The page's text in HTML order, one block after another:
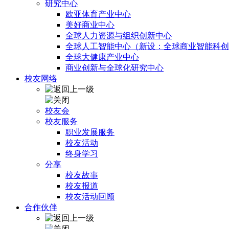
研究中心
欧亚体育产业中心
美好商业中心
全球人力资源与组织创新中心
全球人工智能中心（新设：全球商业智能科创
全球大健康产业中心
商业创新与全球化研究中心
校友网络
校友会
校友服务
职业发展服务
校友活动
终身学习
分享
校友故事
校友报道
校友活动回顾
合作伙伴